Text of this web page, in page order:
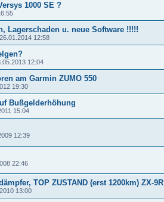
1000 SE ?
Lagerschaden u. neue Software !!!!!
26.01.2014 12:58
12:04
am Garmin ZUMO 550
19:30
Bußgelderhöhung
15:04
12:39
22:46
TOP ZUSTAND (erst 1200km) ZX-9R
13:00